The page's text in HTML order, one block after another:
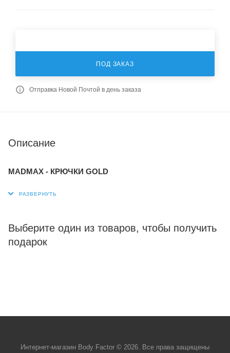
ПОД ЗАКАЗ
Отправка Новой Почтой в день заказа
Описание
MADMAX - КРЮЧКИ GOLD
Выберите один из товаров, чтобы получить
подарок
Интернет-магазин Body Factor © 2026. Все права защищены